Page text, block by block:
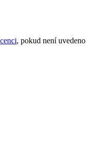
, pokud není uvedeno